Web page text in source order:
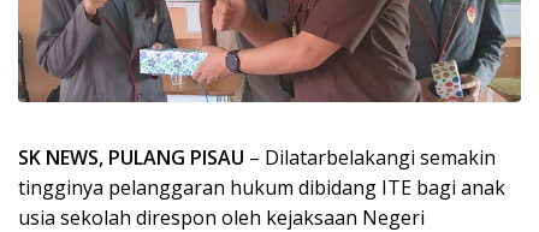
SK NEWS, PULANG PISAU – Dilatarbelakangi semakin
tingginya pelanggaran hukum dibidang ITE bagi anak
usia sekolah direspon oleh kejaksaan Negeri